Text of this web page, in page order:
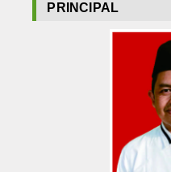
PRINCIPAL